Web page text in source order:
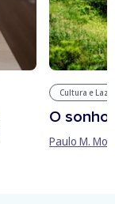
Cultura e
O sonho
Paulo M.